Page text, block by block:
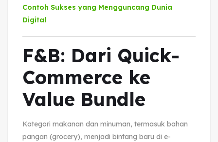
Contoh Sukses yang Mengguncang Dunia
Digital
F&B: Dari Quick-
Commerce ke
Value Bundle
Kategori makanan dan minuman, termasuk bahan
pangan (grocery), menjadi bintang baru di e-